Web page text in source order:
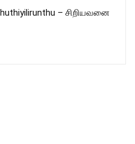
– சிறியவனை